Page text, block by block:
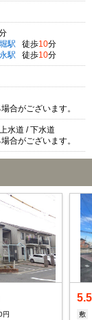
駅 徒歩10分
駅 徒歩10分
合がございます。
水道 / 下水道
合がございます。
円
5.5
敷